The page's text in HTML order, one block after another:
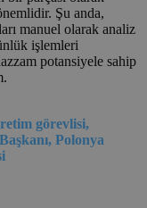
Şu anda,
manuel olarak analiz
işlemleri
potansiyele sahip
görevlisi,
Polonya